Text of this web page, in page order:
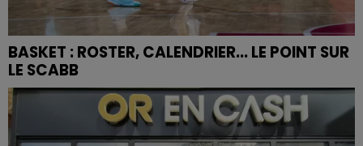
BASKET : ROSTER, CALENDRIER... LE POINT SUR
LE SCABB